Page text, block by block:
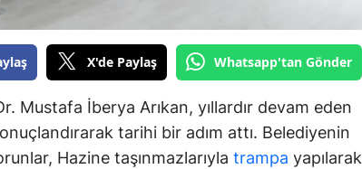
Batman
Şırnak
Bartın
X'de Paylaş Whatsapp'tan Gönder
Mustafa İberya Arıkan, yıllardır devam eden
tarihi bir adım attı. Belediyenin
Hazine taşınmazlarıyla trampa yapılarak